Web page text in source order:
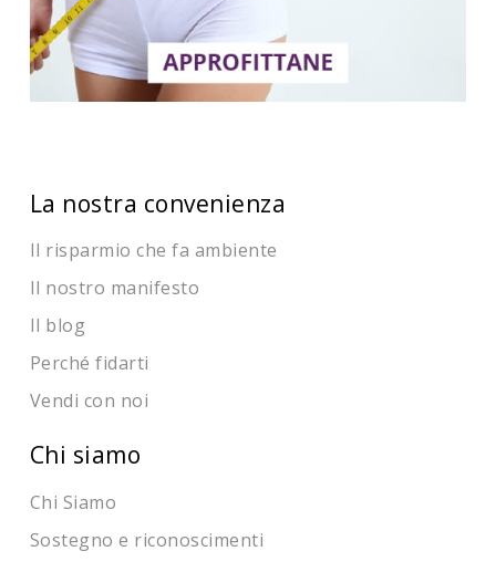
La nostra convenienza
Il risparmio che fa ambiente
Il nostro manifesto
Il blog
Perché fidarti
Vendi con noi
Chi siamo
Chi Siamo
Sostegno e riconoscimenti